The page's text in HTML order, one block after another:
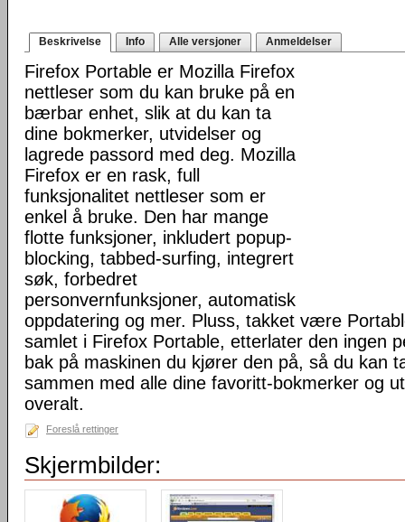
Beskrivelse Info Alle versjoner Anmeldelser
Firefox Portable er Mozilla Firefox
nettleser som du kan bruke på en
bærbar enhet, slik at du kan ta
dine bokmerker, utvidelser og
lagrede passord med deg. Mozilla
Firefox er en rask, full
funksjonalitet nettleser som er
enkel å bruke. Den har mange
flotte funksjoner, inkludert popup-
blocking, tabbed-surfing, integrert
søk, forbedret
personvernfunksjoner, automatisk
oppdatering og mer. Pluss, takket være
samlet i Firefox Portable, etterlater den ingen
bak på maskinen du kjører den på, så du kan
sammen med alle dine favoritt-bokmerker og
overalt.
Foreslå rettinger
Skjermbilder: